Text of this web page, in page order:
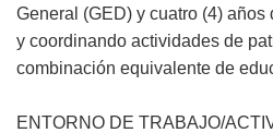
General (GED) y cuatro (4)
y coordinando actividades de
combinación equivalente de
ENTORNO DE TRABAJO/